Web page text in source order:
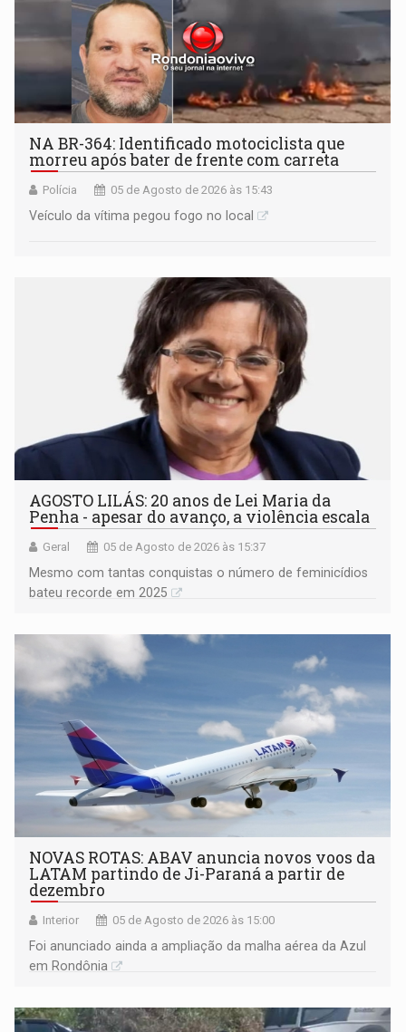
NA BR-364: Identificado motociclista que
morreu após bater de frente com carreta
Polícia 05 de Agosto de 2026 às 15:43
Veículo da vítima pegou fogo no local
AGOSTO LILÁS: 20 anos de Lei Maria da
Penha - apesar do avanço, a violência escala
Geral 05 de Agosto de 2026 às 15:37
Mesmo com tantas conquistas o número de feminicídios
bateu recorde em 2025
NOVAS ROTAS: ABAV anuncia novos voos da
LATAM partindo de Ji-Paraná a partir de
dezembro
Interior 05 de Agosto de 2026 às 15:00
Foi anunciado ainda a ampliação da malha aérea da Azul
em Rondônia